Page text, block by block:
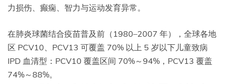
力损伤、癫痫、智力与运动发育异常。
在肺炎球菌结合疫苗普及前（1980–2007 年），全球各地
区 PCV10、PCV13 可覆盖 70% 以上 5 岁以下儿童致病
IPD 血清型：PCV10 覆盖区间 70%～94%，PCV13 覆盖
74%～88%。